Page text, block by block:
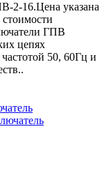
2-16.Цена указана
ГПВ
цепях
50, 60Гц и